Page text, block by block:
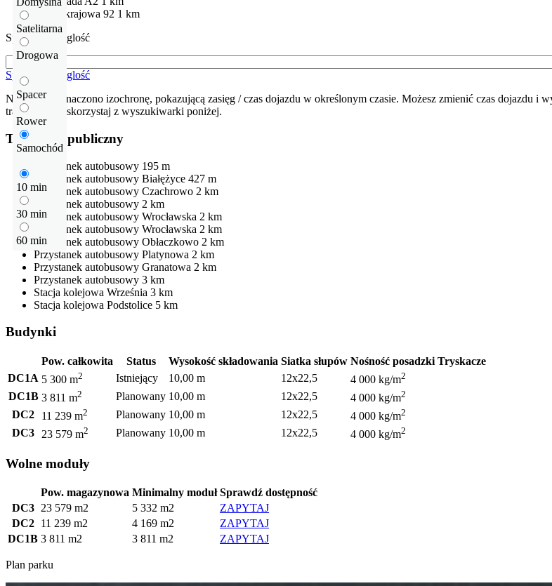
Satelitarna
Drogowa
Spacer
Rower
Samochód
10 min
30 min
60 min
Droga krajowa 92 1 km
Sprawdź odleglość
Sprawdź odleglość
Na mapie zaznaczono izochronę, pokazującą zasięg / czas dojazdu w określonym czasie. Możesz zmienić czas dojazdu i
trasę dojazdu skorzystaj z wyszukiwarki poniżej.
Transport publiczny
Przystanek autobusowy 195 m
Przystanek autobusowy Białężyce 427 m
Przystanek autobusowy Czachrowo 2 km
Przystanek autobusowy 2 km
Przystanek autobusowy Wrocławska 2 km
Przystanek autobusowy Wrocławska 2 km
Przystanek autobusowy Obłaczkowo 2 km
Przystanek autobusowy Platynowa 2 km
Przystanek autobusowy Granatowa 2 km
Przystanek autobusowy 3 km
Stacja kolejowa Września 3 km
Stacja kolejowa Podstolice 5 km
Budynki
Pow. całkowita Status Wysokość składowania Siatka słupów Nośność posadzki Tryskacze
DC1A 5 300 m2 Istniejący 10,00 m 12x22,5 4 000 kg/m2
DC1B 3 811 m2 Planowany 10,00 m 12x22,5 4 000 kg/m2
DC2 11 239 m2 Planowany 10,00 m 12x22,5 4 000 kg/m2
DC3 23 579 m2 Planowany 10,00 m 12x22,5 4 000 kg/m2
Wolne moduły
Pow. magazynowa Minimalny moduł Sprawdź dostępność
DC3 23 579 m2 5 332 m2
ZAPYTAJ
DC2
11 239 m2 4 169 m2
ZAPYTAJ
DC1B 3 811 m2 3 811 m2 ZAPYTAJ
Plan parku